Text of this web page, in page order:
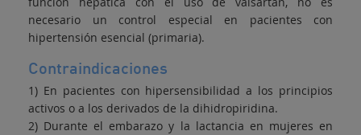
necesario un control especial en pacientes con
hipertensión esencial (primaria).
Contraindicaciones
1) En pacientes con hipersensibilidad a los principios
activos o a los derivados de la dihidropiridina.
2) Durante el embarazo y la lactancia en mujeres en